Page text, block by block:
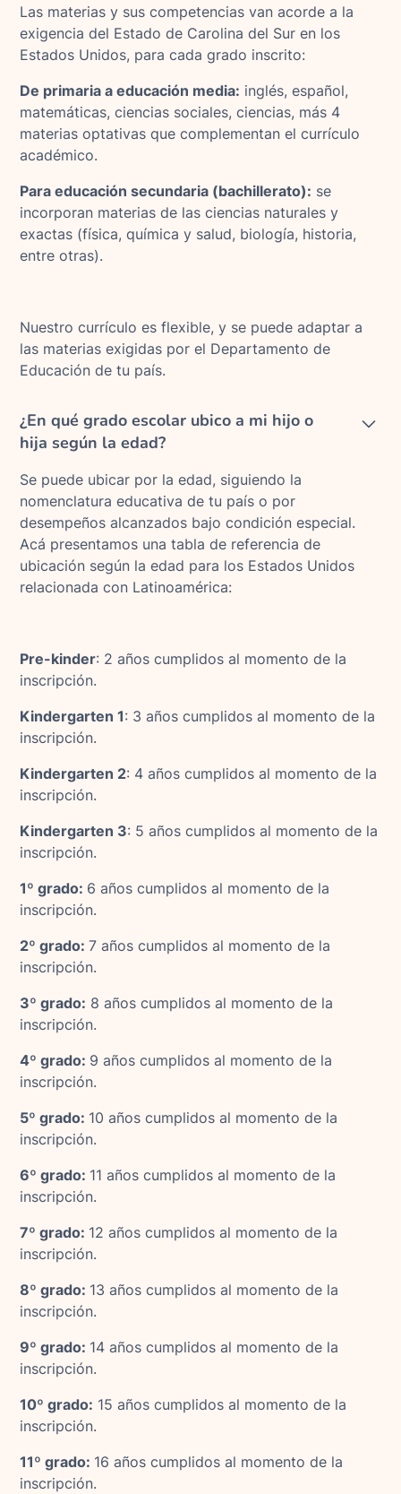
Las materias y sus competencias van acorde a la
exigencia del Estado de Carolina del Sur en los
Estados Unidos, para cada grado inscrito:
De primaria a educación media: inglés, español,
matemáticas, ciencias sociales, ciencias, más 4
materias optativas que complementan el currículo
académico.
Para educación secundaria (bachillerato): se
incorporan materias de las ciencias naturales y
exactas (física, química y salud, biología, historia,
entre otras).
Nuestro currículo es flexible, y se puede adaptar a
las materias exigidas por el Departamento de
Educación de tu país.
¿En qué grado escolar ubico a mi hijo o
hija según la edad?
Se puede ubicar por la edad, siguiendo la
nomenclatura educativa de tu país o por
desempeños alcanzados bajo condición especial.
Acá presentamos una tabla de referencia de
ubicación según la edad para los Estados Unidos
relacionada con Latinoamérica:
Pre-kinder: 2 años cumplidos al momento de la
inscripción.
Kindergarten 1: 3 años cumplidos al momento de la
inscripción.
Kindergarten 2: 4 años cumplidos al momento de la
inscripción.
Kindergarten 3: 5 años cumplidos al momento de la
inscripción.
1º grado: 6 años cumplidos al momento de la
inscripción.
2º grado:7 años cumplidos al momento de la
inscripción.
3º grado: 8 años cumplidos al momento de la
inscripción.
4º grado: 9 años cumplidos al momento de la
inscripción.
5º grado: 10 años cumplidos al momento de la
inscripción.
6º grado: 11 años cumplidos al momento de la
inscripción.
7º grado: 12 años cumplidos al momento de la
inscripción.
8º grado: 13 años cumplidos al momento de la
inscripción.
9º grado: 14 años cumplidos al momento de la
inscripción.
10º grado: 15 años cumplidos al momento de la
inscripción.
11º grado: 16 años cumplidos al momento de la
inscripción.